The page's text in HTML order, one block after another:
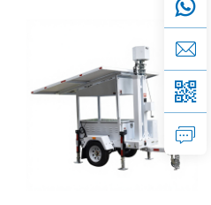
والمثبتة على مقطورة متنقلة